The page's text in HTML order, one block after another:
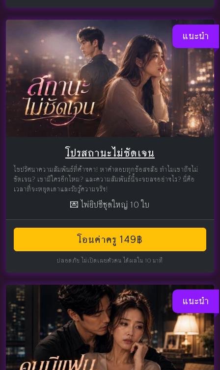
แนะนำ
โปรสถานะไม่ชัดเจน
ไขปริศนาความสัมพันธ์ที่ค้างคา! หาคำตอบทุกข้อสงสัย ทำไมเขาถึงไม่
ชัดเจน? เขามีใครอีกไหม? และความสัมพันธ์นี้จะจบลงอย่างไร? นี่คือ
เวลาที่จะหยุดเดาและรับรู้ความจริง!
💌 ไพ่ยิปซีชุดใหญ่ 10 ใบ
โอนค่าครู 149฿
ปลอดภัย ไม่เปิดเผยตัวตน ได้ผลใน 10 นาที
แนะนำ